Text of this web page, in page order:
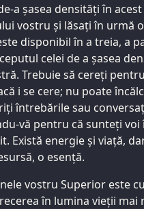
a șasea densități în
vostru și lăsați în urmă
disponibil în a treia, a
celei de a șasea
Trebuie să cereți
i se cere; nu poate
întrebările sau
vă pentru că sunteți voi
Există energie și viață,
o esență.
vostru Superior este
în lumina vieții mai